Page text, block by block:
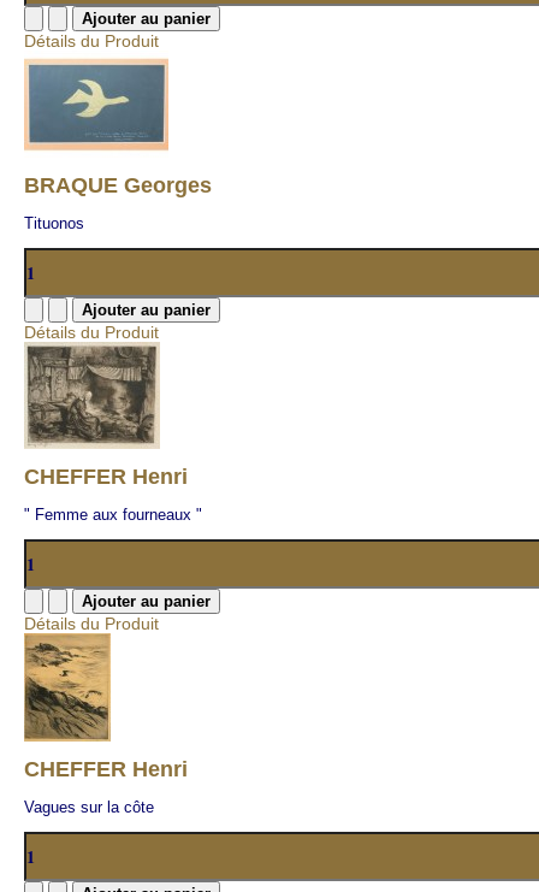
Détails du Produit
BRAQUE Georges
Tituonos
Détails du Produit
CHEFFER Henri
" Femme aux fourneaux "
Détails du Produit
CHEFFER Henri
Vagues sur la côte